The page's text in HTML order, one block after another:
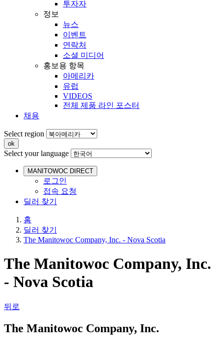
투자자
정보
뉴스
이벤트
연락처
소셜 미디어
홍보용 항목
아메리카
유럽
VIDEOS
전체 제품 라인 포스터
채용
Select region
Select your language
MANITOWOC DIRECT
로그인
접속 요청
딜러 찾기
홈
딜러 찾기
The Manitowoc Company, Inc. - Nova Scotia
The Manitowoc Company, Inc.
- Nova Scotia
뒤로
The Manitowoc Company, Inc.